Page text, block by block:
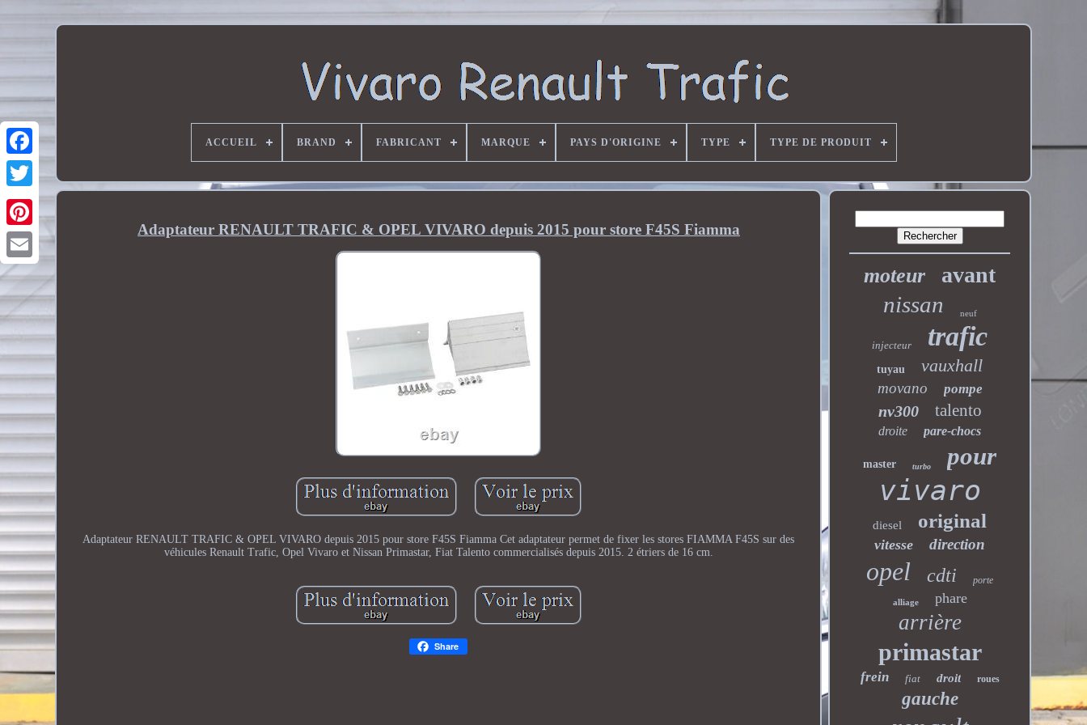
ACCUEIL BRAND FABRICANT MARQUE PAYS D'ORIGINE TYPE TYPE DE PRODUIT
Adaptateur RENAULT TRAFIC & OPEL VIVARO depuis 2015 pour store F45S Fiamma
Adaptateur RENAULT TRAFIC & OPEL VIVARO depuis 2015 pour store F45S Fiamma Cet adaptateur permet de fixer les stores FIAMMA F45S sur des
véhicules Renault Trafic, Opel Vivaro et Nissan Primastar, Fiat Talento commercialisés depuis 2015. 2 étriers de 16 cm.
Share
moteur avant
nissan neuf
injecteur trafic
tuyau vauxhall
movano pompe
nv300 talento
droite pare-chocs
master turbo pour
vivaro
diesel original
vitesse direction
opel cdti porte
alliage phare
arrière
primastar
frein fiat droit roues
gauche